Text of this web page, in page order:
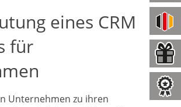
eines CRM
für
Unternehmen zu ihren